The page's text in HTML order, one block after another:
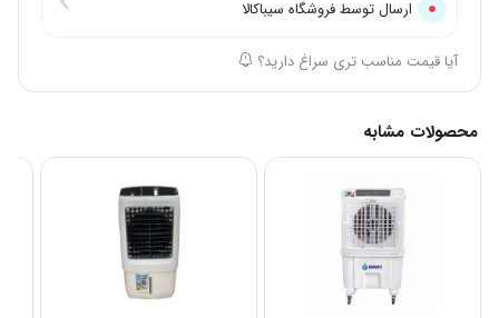
ارسال توسط فروشگاه سیباکالا
آیا قیمت مناسب تری سراغ دارید؟
محصولات مشابه